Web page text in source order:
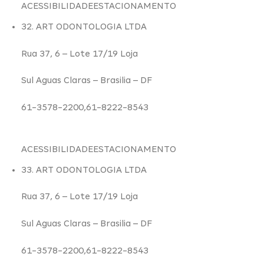
ACESSIBILIDADEESTACIONAMENTO
32. ART ODONTOLOGIA LTDA
Rua 37, 6 – Lote 17/19 Loja
Sul Aguas Claras – Brasilia – DF
61-3578-2200,61-8222-8543
ACESSIBILIDADEESTACIONAMENTO
33. ART ODONTOLOGIA LTDA
Rua 37, 6 – Lote 17/19 Loja
Sul Aguas Claras – Brasilia – DF
61-3578-2200,61-8222-8543